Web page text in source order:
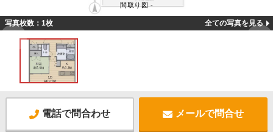
間取り図 -
写真枚数：1枚 全ての写真を見る
電話で問合わせ メールで問合せ